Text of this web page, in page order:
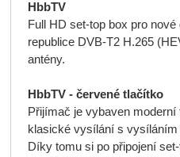
HbbTV
Full HD set-top box pro
republice DVB-T2 H.265
antény.
HbbTV - červené tlačítko
Přijímač je vybaven
klasické vysílání s
Díky tomu si po připojení